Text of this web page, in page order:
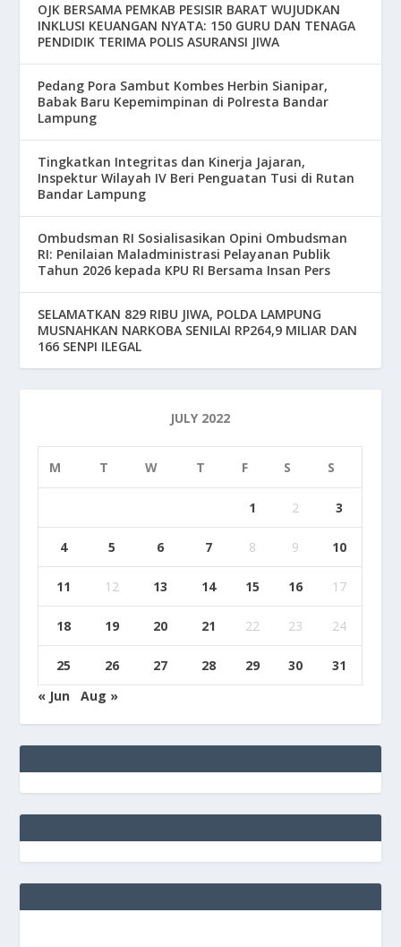
OJK BERSAMA PEMKAB PESISIR BARAT WUJUDKAN
INKLUSI KEUANGAN NYATA: 150 GURU DAN TENAGA
PENDIDIK TERIMA POLIS ASURANSI JIWA
Pedang Pora Sambut Kombes Herbin Sianipar,
Babak Baru Kepemimpinan di Polresta Bandar
Lampung
Tingkatkan Integritas dan Kinerja Jajaran,
Inspektur Wilayah IV Beri Penguatan Tusi di Rutan
Bandar Lampung
Ombudsman RI Sosialisasikan Opini Ombudsman
RI: Penilaian Maladministrasi Pelayanan Publik
Tahun 2026 kepada KPU RI Bersama Insan Pers
SELAMATKAN 829 RIBU JIWA, POLDA LAMPUNG
MUSNAHKAN NARKOBA SENILAI RP264,9 MILIAR DAN
166 SENPI ILEGAL
JULY 2022
M T W T F S S
1 2 3
4 5 6 7 8 9 10
11 12 13 14 15 16 17
18 19 20 21 22 23 24
25 26 27 28 29 30
31
« Jun
Aug »